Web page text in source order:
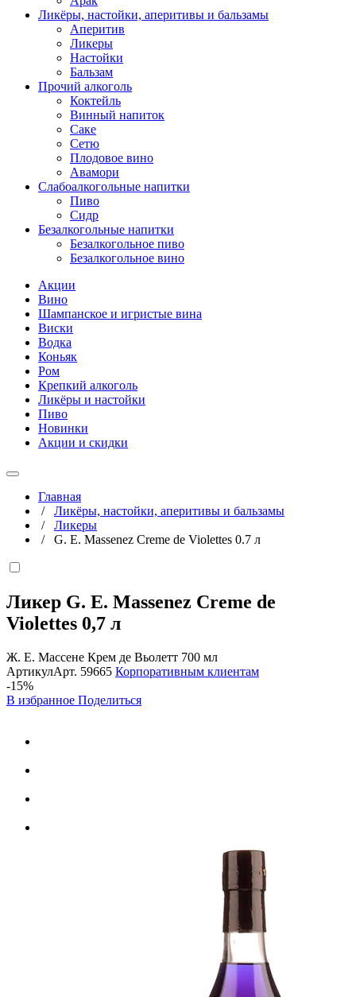
Ликёры, настойки, аперитивы и бальзамы
Аперитив
Ликеры
Настойки
Бальзам
Прочий алкоголь
Коктейль
Винный напиток
Саке
Сетю
Плодовое вино
Авамори
Слабоалкогольные напитки
Пиво
Сидр
Безалкогольные напитки
Безалкогольное пиво
Безалкогольное вино
Акции
Вино
Шампанское и игристые вина
Виски
Водка
Коньяк
Ром
Крепкий алкоголь
Ликёры и настойки
Пиво
Новинки
Акции и скидки
Главная
/ Ликёры, настойки, аперитивы и бальзамы
/ Ликеры
/ G. E. Massenez Creme de Violettes 0.7 л
Ликер G. E. Massenez Creme de
Violettes 0,7 л
Ж. Е. Массене Крем де Вьолетт 700 мл
АртикулАрт. 59665 Корпоративным клиентам
-15%
В избранное Поделиться